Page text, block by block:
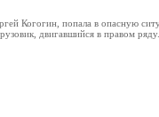
Когогин, попала в опасную
двигавшийся в правом